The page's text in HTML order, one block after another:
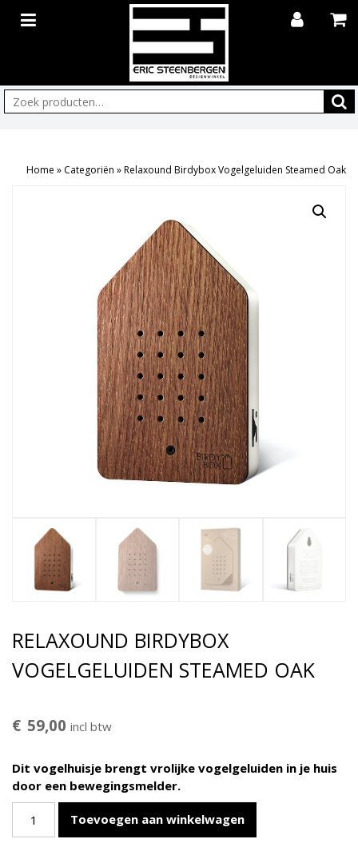
Zoeken:
Home » Categoriën »Relaxound Birdybox Vogelgeluiden Steamed Oak
RELAXOUND BIRDYBOX
VOGELGELUIDEN STEAMED OAK
€ 59,00 incl btw
Dit vogelhuisje brengt vrolijke vogelgeluiden in je huis
door een bewegingsmelder.
Birdybox
Toevoegen aan winkelwagen